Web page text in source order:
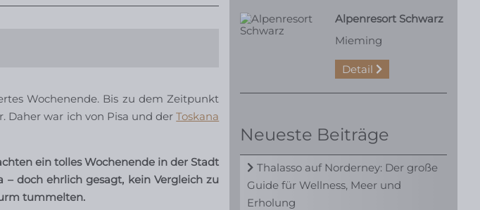
Wochenende. Bis zu dem Zeitpunkt
Daher war ich von Pisa und derToskana
ein tolles Wochenende in der Stadt
– doch ehrlich gesagt, kein Vergleich zu
tummelten.
Alpenresort Schwarz
Mieming
Detail
Neueste Beiträge
Thalasso auf Norderney: Der große
Guide für Wellness, Meer und
Erholung